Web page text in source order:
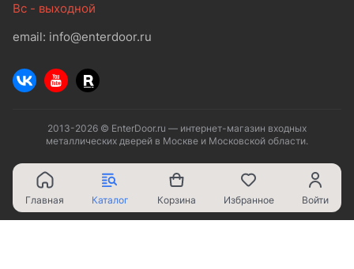
Вс - выходной
email: info@enterdoor.ru
2013-2026 © EnterDoor.ru — интернет-магазин входных
металлических дверей в Москве и Московской области.
Главная Каталог Корзина Избранное Войти